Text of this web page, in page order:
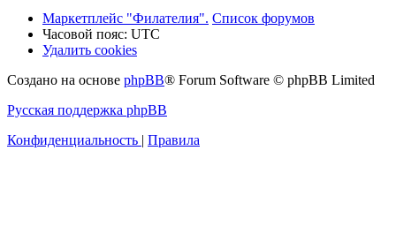
Маркетплейс "Филателия". Список форумов
Часовой пояс: UTC
Удалить cookies
Создано на основе phpBB® Forum Software © phpBB Limited
Русская поддержка phpBB
Конфиденциальность | Правила